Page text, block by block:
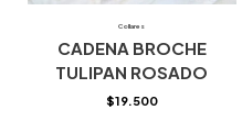
Collares
CADENA BROCHE
TULIPAN ROSADO
$19.500